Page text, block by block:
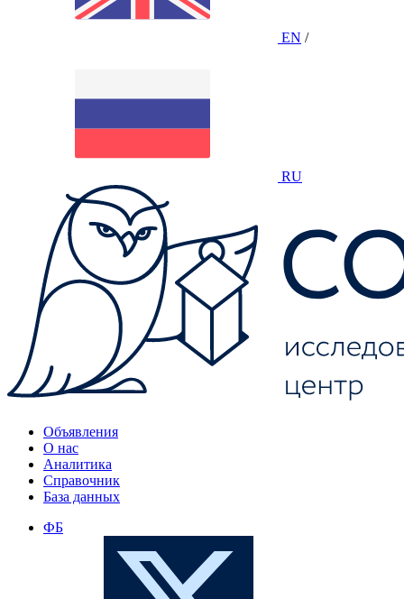
EN /
RU
Объявления
О нас
Аналитика
Справочник
База данных
ФБ